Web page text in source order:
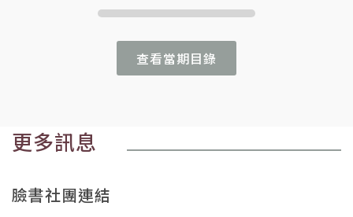
查看當期目錄
更多訊息
臉書社團連結